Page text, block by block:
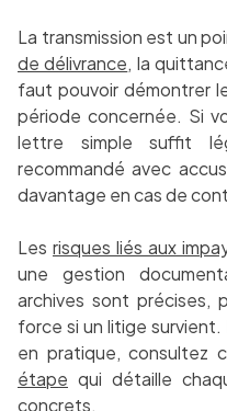
La transmission est un
de délivrance, la
faut pouvoir démontrer
période concernée. Si
lettre simple suffit
recommandé avec
davantage en cas de
Les risques liés aux
une gestion
archives sont précises,
force si un litige survient.
en pratique, consultez
étape qui détaille
concrets.